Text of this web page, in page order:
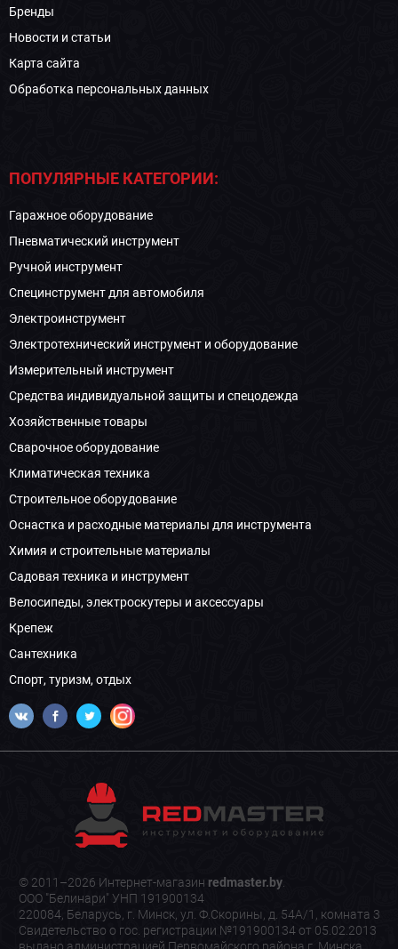
Бренды
Новости и статьи
Карта сайта
Обработка персональных данных
ПОПУЛЯРНЫЕ КАТЕГОРИИ:
Гаражное оборудование
Пневматический инструмент
Ручной инструмент
Специнструмент для автомобиля
Электроинструмент
Электротехнический инструмент и оборудование
Измерительный инструмент
Средства индивидуальной защиты и спецодежда
Хозяйственные товары
Сварочное оборудование
Климатическая техника
Строительное оборудование
Оснастка и расходные материалы для инструмента
Химия и строительные материалы
Садовая техника и инструмент
Велосипеды, электроскутеры и аксессуары
Крепеж
Сантехника
Спорт, туризм, отдых
© 2011–2026 Интернет-магазин redmaster.by.
ООО "Белинари" УНП 191900134
220084, Беларусь, г. Минск, ул. Ф.Скорины, д. 54А/1, комната 3
Свидетельство о гос. регистрации №191900134 от 05.02.2013